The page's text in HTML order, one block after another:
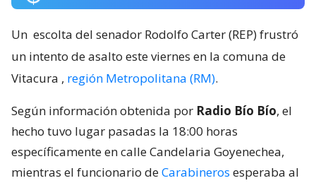
Un escolta del senador Rodolfo Carter (REP) frustró
un intento de asalto este viernes en la comuna de
Vitacura , región Metropolitana (RM).
Según información obtenida por Radio Bío Bío, el
hecho tuvo lugar pasadas la 18:00 horas
específicamente en calle Candelaria Goyenechea,
mientras el funcionario deCarabineros esperaba al